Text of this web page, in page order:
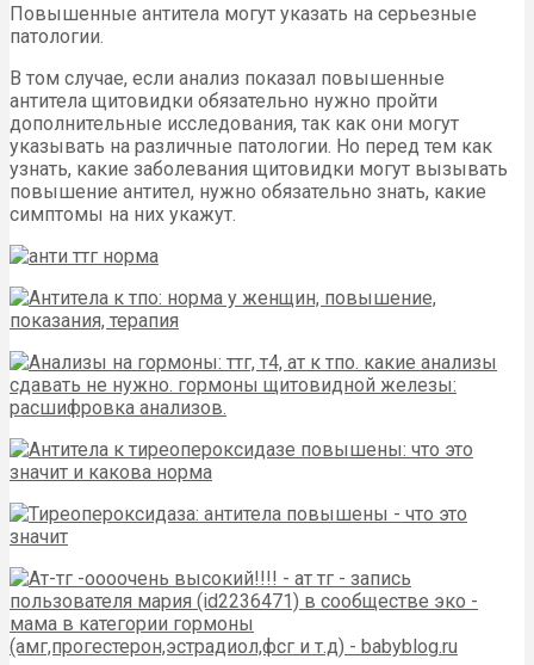
Повышенные антитела могут указать на серьезные
патологии.
В том случае, если анализ показал повышенные
антитела щитовидки обязательно нужно пройти
дополнительные исследования, так как они могут
указывать на различные патологии. Но перед тем как
узнать, какие заболевания щитовидки могут вызывать
повышение антител, нужно обязательно знать, какие
симптомы на них укажут.